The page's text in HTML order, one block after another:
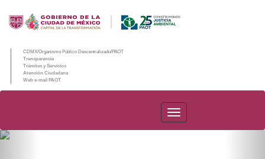
CDMX/Organismo Público Descentralizado/PAOT
Transparencia
Trámites y Servicios
Atención Ciudadana
Web e-mail PAOT
PAOT